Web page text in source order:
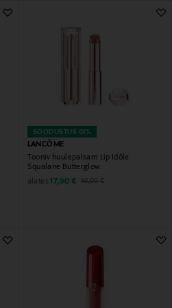
SOODUSTUS 61%
LANCÔME
Tooniv huulepalsam Lip Idôle
Squalane Butterglow
alates Discounted Price
17,90 € Original Price
46,00 €